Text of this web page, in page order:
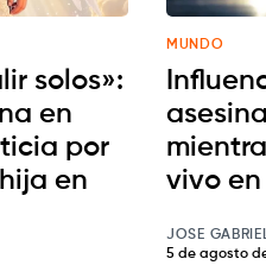
solos»:
en
por
en
MUNDO
vivo
JOSE
5 de agosto